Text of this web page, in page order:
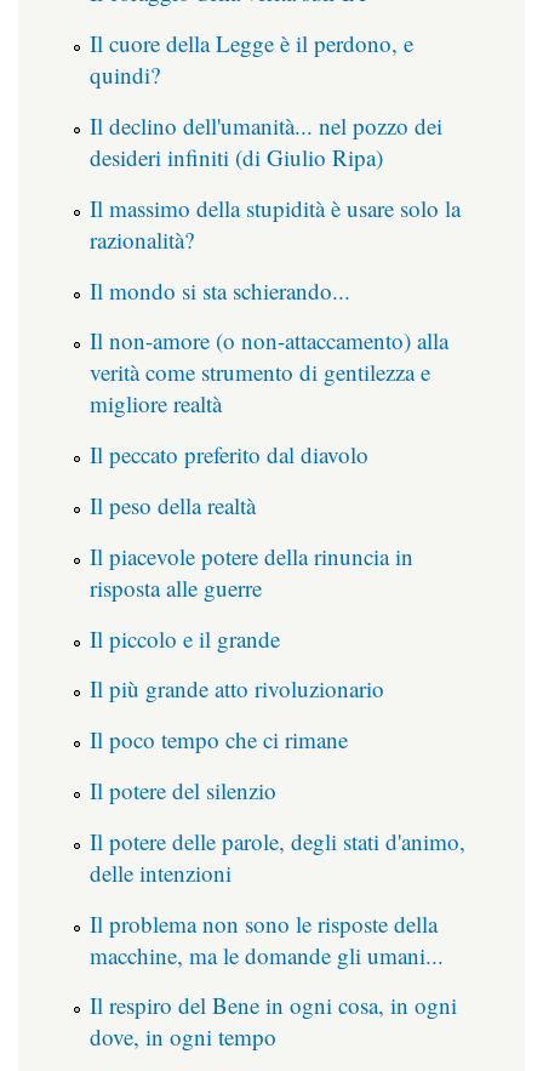
Il cuore della Legge è il perdono, e
quindi?
Il declino dell'umanità... nel pozzo dei
desideri infiniti (di Giulio Ripa)
Il massimo della stupidità è usare solo la
razionalità?
Il mondo si sta schierando...
Il non-amore (o non-attaccamento) alla
verità come strumento di gentilezza e
migliore realtà
Il peccato preferito dal diavolo
Il peso della realtà
Il piacevole potere della rinuncia in
risposta alle guerre
Il piccolo e il grande
Il più grande atto rivoluzionario
Il poco tempo che ci rimane
Il potere del silenzio
Il potere delle parole, degli stati d'animo,
delle intenzioni
Il problema non sono le risposte della
macchine, ma le domande gli umani...
Il respiro del Bene in ogni cosa, in ogni
dove, in ogni tempo